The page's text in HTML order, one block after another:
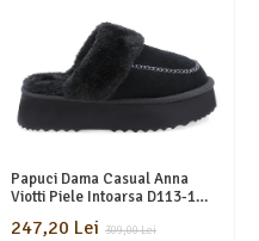
Papuci Dama Casual Anna
Viotti Piele Intoarsa D113-1
309,00 Lei
247,20 Lei